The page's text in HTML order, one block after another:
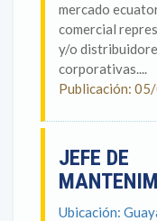
mercado
comercial
y/o
corporativas....
Publicación:
JEFE DE
Ubicación: